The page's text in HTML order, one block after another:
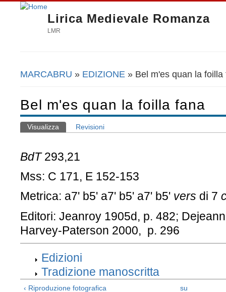
Lirica Medievale Romanza
LMR
Tu sei qui
MARCABRU » EDIZIONE » Bel m'es quan la foilla
Bel m'es quan la foilla fana
Schede primarie
Visualizza (scheda attiva)
Revisioni
BdT293,21
Mss: C 171, E 152-153
Metrica: a7' b5' a7' b5' a7' b5' vers di 7
Editori: Jeanroy 1905d, p. 482;
Harvey-Paterson 2000, p. 296
Edizioni
Tradizione manoscritta
‹ Riproduzione fotografica su